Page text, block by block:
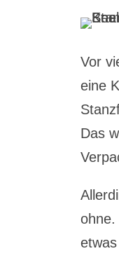
Vor
eine
Das